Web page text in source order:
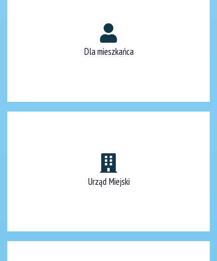
Dla mieszkańca
Urząd Miejski